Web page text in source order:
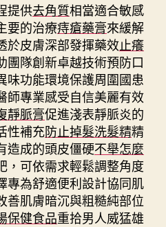
提供去角質相當適合敏感
要的治療痔瘡藥膏來緩解
於皮膚深部發揮藥效止癢
團隊創新卓越技術預防口
味功能環境保護周圍國患
師專業感受自信美麗有效
靜脈膏促進淺表靜脈炎的
性補充防止掉髮洗髮精精
造成的頭皮僵硬不舉怎麼
，可依需求輕鬆調整角度
專為舒適便利設計協同肌
善肌膚暗沉與粗糙純部位
保健食品重拾男人威猛雄